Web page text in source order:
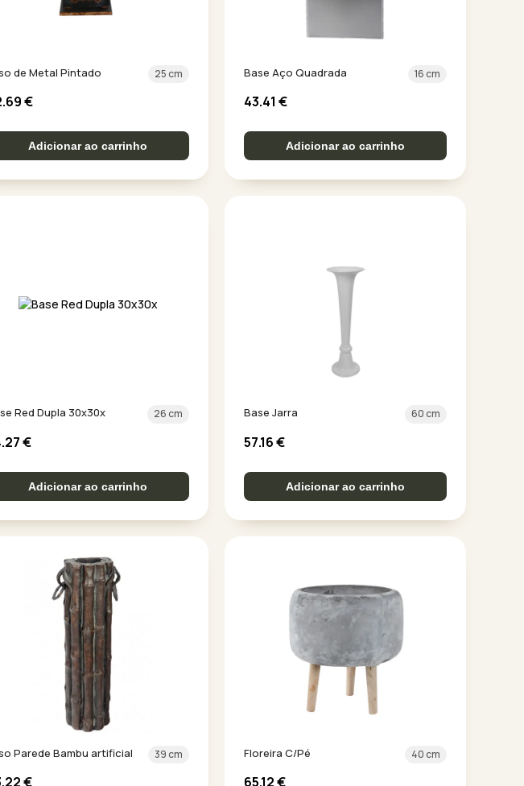
de Metal Pintado 25 cm
€
Adicionar ao carrinho
Base Aço Quadrada 16 cm
43.41 €
Adicionar ao carrinho
Red Dupla 30x30x 26 cm
€
Adicionar ao carrinho
Base Jarra 60 cm
57.16€
Adicionar ao carrinho
Parede Bambu artificial 39 cm
€
Floreira C/Pé 40 cm
65.12€